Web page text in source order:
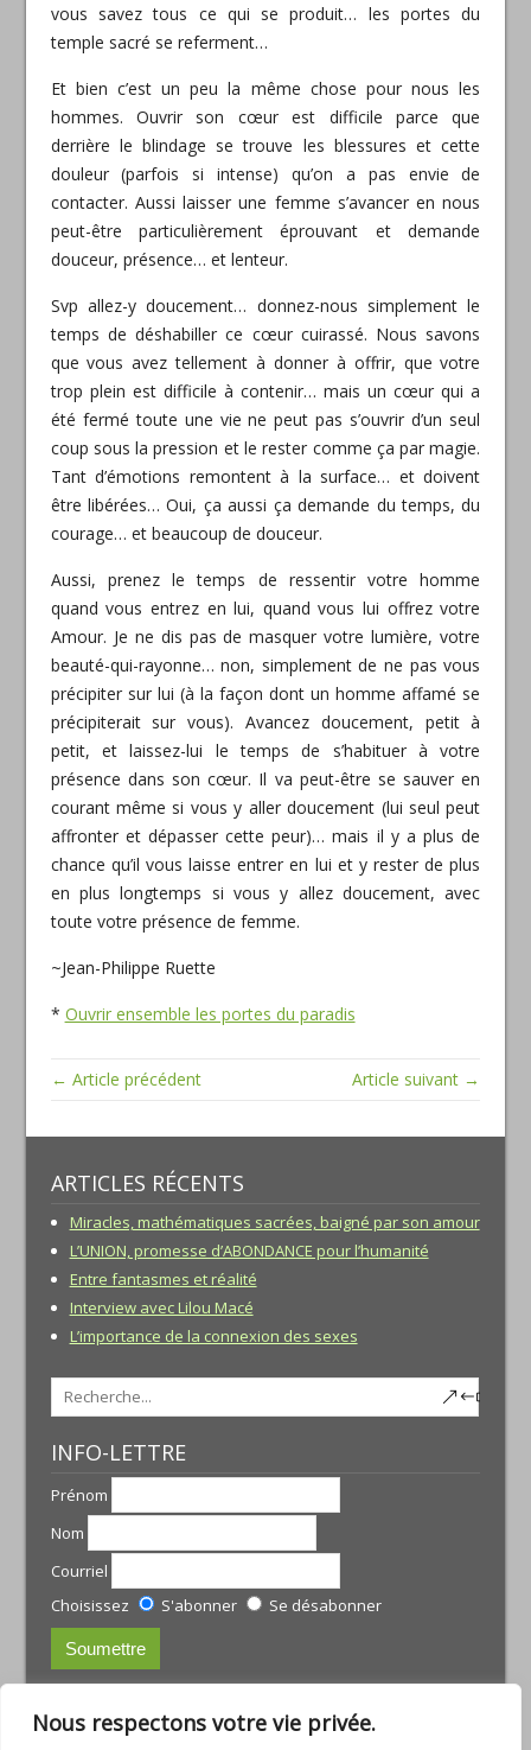
Nous respectons votre vie privée.
vous savez tous ce qui se produit… les portes du
temple sacré se referment…
Et bien c’est un peu la même chose pour nous les
hommes. Ouvrir son cœur est difficile parce que
derrière le blindage se trouve les blessures et cette
douleur (parfois si intense) qu’on a pas envie de
contacter. Aussi laisser une femme s’avancer en nous
peut-être particulièrement éprouvant et demande
douceur, présence… et lenteur.
Svp allez-y doucement… donnez-nous simplement le
temps de déshabiller ce cœur cuirassé. Nous savons
que vous avez tellement à donner à offrir, que votre
trop plein est difficile à contenir… mais un cœur qui a
été fermé toute une vie ne peut pas s’ouvrir d’un seul
coup sous la pression et le rester comme ça par magie.
Tant d’émotions remontent à la surface… et doivent
être libérées… Oui, ça aussi ça demande du temps, du
courage… et beaucoup de douceur.
Aussi, prenez le temps de ressentir votre homme
quand vous entrez en lui, quand vous lui offrez votre
Amour. Je ne dis pas de masquer votre lumière, votre
beauté-qui-rayonne… non, simplement de ne pas vous
précipiter sur lui (à la façon dont un homme affamé se
précipiterait sur vous). Avancez doucement, petit à
petit, et laissez-lui le temps de s’habituer à votre
présence dans son cœur. Il va peut-être se sauver en
courant même si vous y aller doucement (lui seul peut
affronter et dépasser cette peur)… mais il y a plus de
chance qu’il vous laisse entrer en lui et y rester de plus
en plus longtemps si vous y allez doucement, avec
toute votre présence de femme.
~Jean-Philippe Ruette
* Ouvrir ensemble les portes du paradis
← Article précédent Article suivant →
ARTICLES RÉCENTS
Miracles, mathématiques sacrées, baigné par son amour
L’UNION, promesse d’ABONDANCE pour l’humanité
Entre fantasmes et réalité
Interview avec Lilou Macé
L’importance de la connexion des sexes
INFO-LETTRE
Prénom
Nom
Courriel
Choisissez
S'abonner Se désabonner